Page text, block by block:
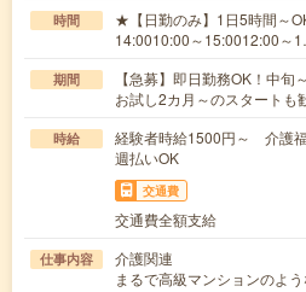
時間
★【日勤のみ】1日5時間～
14:0010:00～15:0012:00～
期間
【急募】即日勤務OK！中
お試し2カ月～のスタートも
時給
経験者時給1500円～ 介護
週払いOK
交通費
交通費全額支給
仕事内容
介護関連
まるで高級マンションのよ